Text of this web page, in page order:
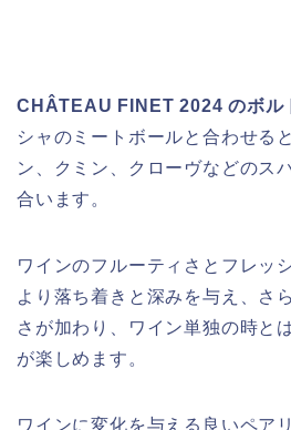
CHÂTEAU FINET 2024 のボル
シャのミートボールと合わせる
ン、クミン、クローヴなどのス
合います。
ワインのフルーティさとフレッ
より落ち着きと深みを与え、さ
さが加わり、ワイン単独の時と
が楽しめます。
ワインに変化を与える良いペア